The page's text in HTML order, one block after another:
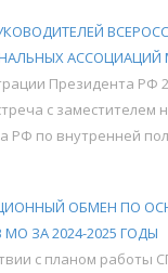
АССОЦИАЦИЙ
Президента РФ
с заместителем
РФ по внутренней
ОБМЕН ПО
ЗА 2024-2025 ГОДЫ
с планом работы